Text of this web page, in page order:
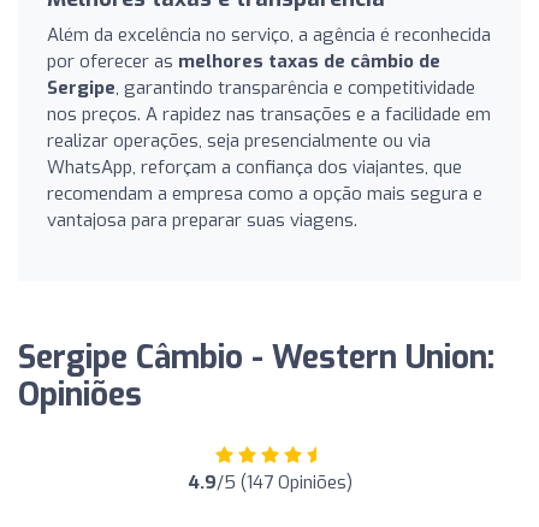
Além da excelência no serviço, a agência é reconhecida
por oferecer as melhores taxas de câmbio de
Sergipe, garantindo transparência e competitividade
nos preços. A rapidez nas transações e a facilidade em
realizar operações, seja presencialmente ou via
WhatsApp, reforçam a confiança dos viajantes, que
recomendam a empresa como a opção mais segura e
vantajosa para preparar suas viagens.
Sergipe Câmbio - Western Union:
Opiniões
4.9/5 (147 Opiniões)